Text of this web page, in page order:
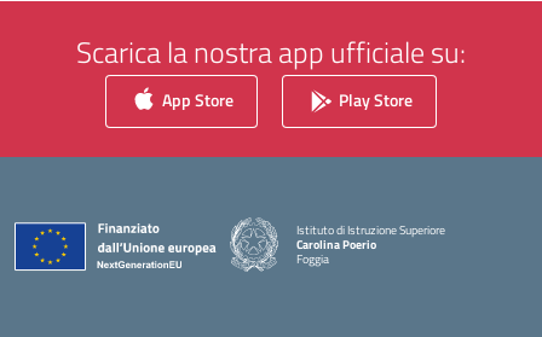
Scarica la nostra app ufficiale su:
App Store Play Store
Istituto di Istruzione Superiore
Carolina Poerio
Foggia
— Visita la pagina iniziale della scuola